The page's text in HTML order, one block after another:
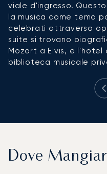
viale d'ingresso.
la musica come tema
celebrati attraverso
suite si trovano
Mozart a Elvis, e l'hotel
biblioteca musicale
Dove